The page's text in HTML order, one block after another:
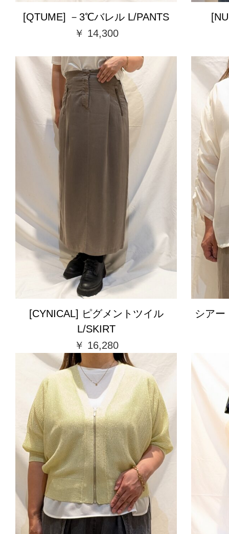
[QTUME] －3℃バレル L/PANTS
￥ 14,300
[CYNICAL] ピグメントツイル
L/SKIRT
￥ 16,280
シアー